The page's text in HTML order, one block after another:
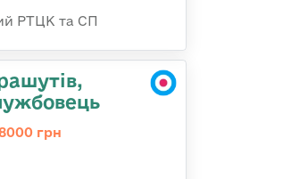
РТЦК та СП
грн